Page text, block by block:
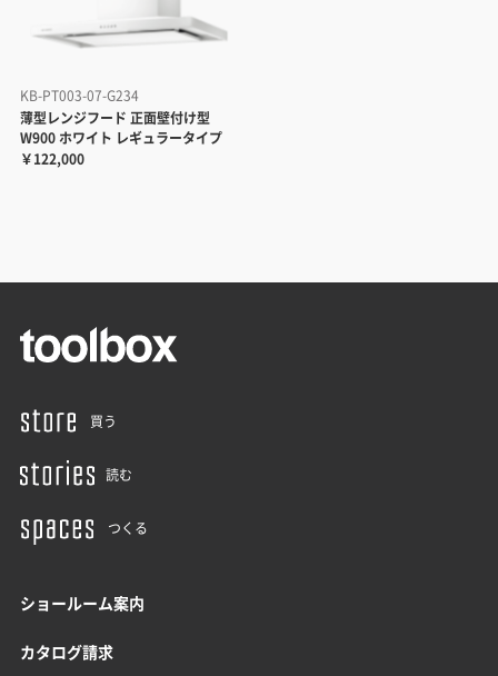
KB-PT003-07-G234
薄型レンジフード 正面壁付け型
W900 ホワイト レギュラータイプ
￥122,000
買う
読む
つくる
ショールーム案内
カタログ請求